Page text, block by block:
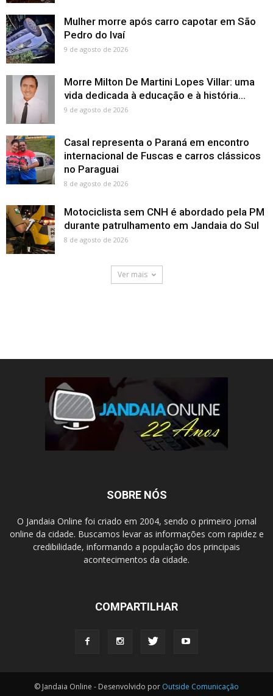
Mulher morre após carro capotar em São
Pedro do Ivaí
9 de agosto de 2026
Morre Milton De Martini Lopes Villar: uma
vida dedicada à educação e à história...
9 de agosto de 2026
Casal representa o Paraná em encontro
internacional de Fuscas e carros clássicos
no Paraguai
8 de agosto de 2026
Motociclista sem CNH é abordado pela PM
durante patrulhamento em Jandaia do Sul
8 de agosto de 2026
Ver mais
SOBRE NÓS
O Jandaia Online foi criado em 2004, sendo o primeiro jornal
online da cidade. Buscamos levar as informações com rapidez e
credibilidade, informando a população dos principais
acontecimentos da cidade.
COMPARTILHAR
© Jandaia Online - Desenvolvido por Outside Comunicação